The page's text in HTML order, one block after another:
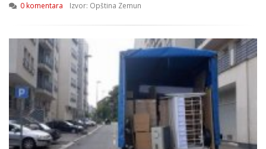
0 komentara
Izvor: Opština Zemun